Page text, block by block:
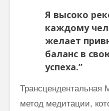
Я высоко
каждому
желает
баланс в
успеха.”
метод медитации,